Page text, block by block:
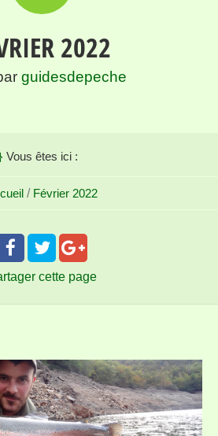
2022
guidesdepeche
Vous êtes ici :
/ Février 2022
cette page